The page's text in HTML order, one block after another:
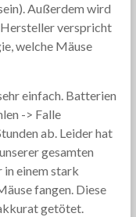
Außerdem wird
Hersteller verspricht
welche Mäuse
einfach. Batterien
-> Falle
ab. Leider hat
gesamten
in einem stark
fangen. Diese
getötet.